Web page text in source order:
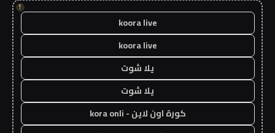
!
koora live
koora live
يلا شوت
يلا شوت
كورة اون لاين - kora onli